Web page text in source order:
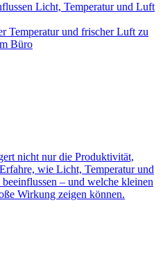
Licht, Temperatur und Luft
Temperatur und frischer Luft zu
Büro
nicht nur die Produktivität,
wie Licht, Temperatur und
– und welche kleinen
Wirkung zeigen können.